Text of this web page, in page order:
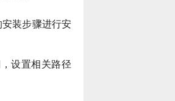
装步骤进行安
设置相关路径